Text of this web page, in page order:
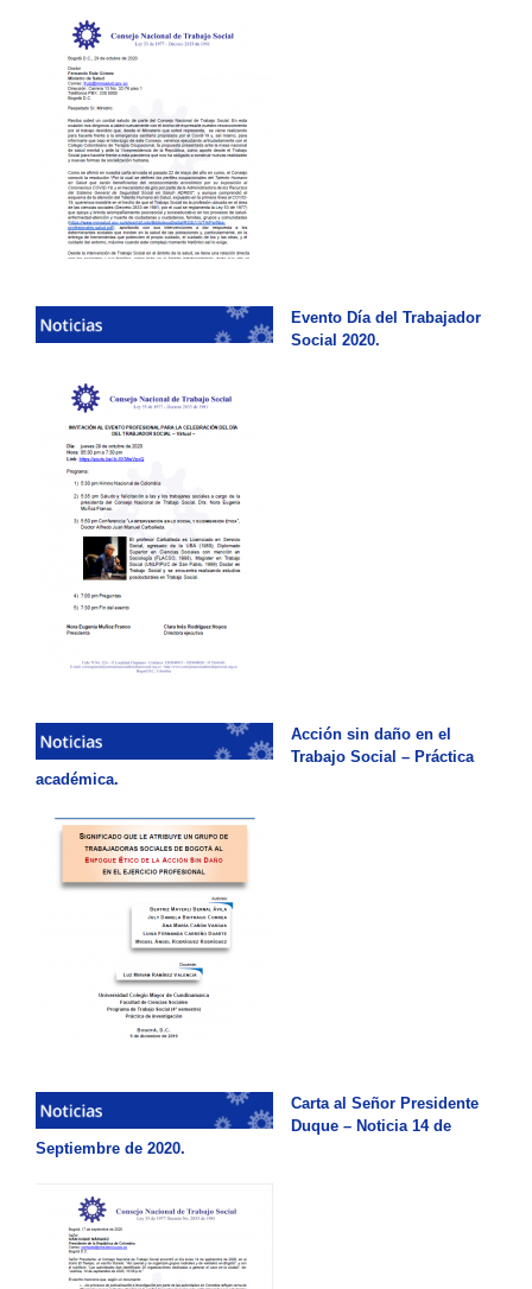
Evento Día del Trabajador
Social 2020.
Acción sin daño en el
Trabajo Social – Práctica
académica.
Carta al Señor Presidente
Duque – Noticia 14 de
Septiembre de 2020.